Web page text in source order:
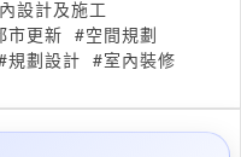
設計及施工
市更新 #空間規劃
規劃設計 #室內裝修